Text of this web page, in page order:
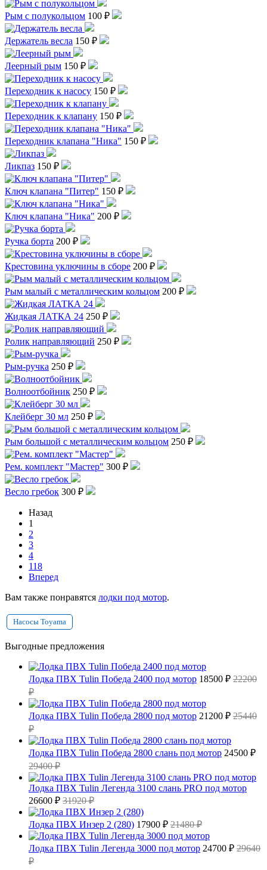
Рым с полукольцом 100 ₽
Держатель весла 150 ₽
Леерный рым 150 ₽
Переходник к насосу 150 ₽
Переходник к клапану 150 ₽
Переходник клапана "Ника" 150 ₽
Ликпаз 150 ₽
Ключ клапана "Питер" 150 ₽
Ключ клапана "Ника" 200 ₽
Ручка борта 200 ₽
Крестовина уключины в сборе 200 ₽
Рым малый с металлическим кольцом 200 ₽
Жидкая ЛАТКА 24 250 ₽
Ролик направляющий 250 ₽
Рым-ручка 250 ₽
Волноотбойник 250 ₽
Клейберг 30 мл 250 ₽
Рым большой с металлическим кольцом 250 ₽
Рем. комплект "Мастер" 300 ₽
Весло гребок 300 ₽
Назад
1
2
3
4
118
Вперед
Вам также понравятся лодки под мотор.
Насосы Toyama
Выгодные предложения
Лодка ПВХ Tulin Победа 2400 под мотор 18500 ₽ 22200
₽
Лодка ПВХ Tulin Победа 2800 под мотор 21200 ₽ 25440
₽
Лодка ПВХ Tulin Победа 2800 слань под мотор 24500 ₽
29400 ₽
Лодка ПВХ Tulin Легенда 3100 слань PRO под мотор
26600 ₽ 31920 ₽
Лодка ПВХ Инзер 2 (280) 17900 ₽ 21480 ₽
Лодка ПВХ Tulin Легенда 3000 под мотор 24700 ₽ 29640
₽